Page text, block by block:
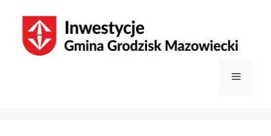
treści
Menu